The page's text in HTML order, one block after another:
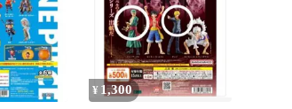
¥ 1,300